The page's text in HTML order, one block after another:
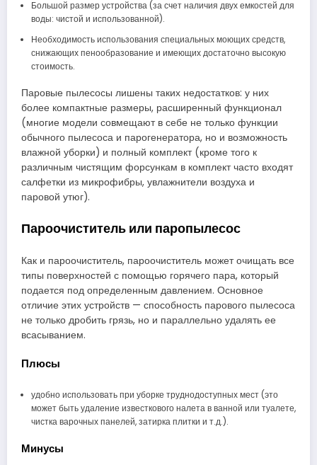
Большой размер устройства (за счет наличия двух емкостей для
воды: чистой и использованной).
Необходимость использования специальных моющих средств,
снижающих пенообразование и имеющих достаточно высокую
стоимость.
Паровые пылесосы лишены таких недостатков: у них
более компактные размеры, расширенный функционал
(многие модели совмещают в себе не только функции
обычного пылесоса и парогенератора, но и возможность
влажной уборки) и полный комплект (кроме того к
различным чистящим форсункам в комплект часто входят
салфетки из микрофибры, увлажнители воздуха и
паровой утюг).
Пароочиститель или паропылесос
Как и пароочиститель, пароочиститель может очищать все
типы поверхностей с помощью горячего пара, который
подается под определенным давлением. Основное
отличие этих устройств — способность парового пылесоса
не только дробить грязь, но и параллельно удалять ее
всасыванием.
Плюсы
удобно использовать при уборке труднодоступных мест (это
может быть удаление известкового налета в ванной или туалете,
чистка варочных панелей, затирка плитки и т.д.).
Минусы